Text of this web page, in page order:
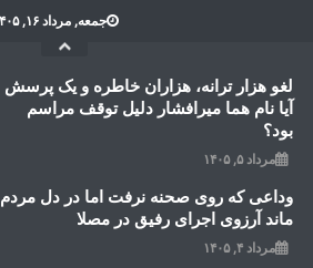
جمعه, مرداد ۱۶, ۱۴۰۵
لغو هزار ترانه، هزاران خاطره و یک پرسش
آیا نام هما میرافشار دلیل توقف مراسم
بود؟
مرداد ۵, ۱۴۰۵
وداعی که روی صحنه نرفت اما در دل مردم
ماند آرزوی اجرای رفیق در مصلا
مرداد ۴, ۱۴۰۵